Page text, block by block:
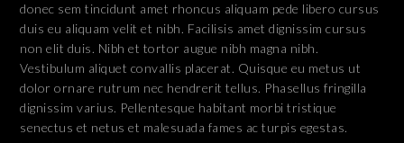
donec sem tincidunt amet rhoncus aliquam pede libero cursus
duis eu aliquam velit et nibh. Facilisis amet dignissim cursus
non elit duis. Nibh et tortor augue nibh magna nibh.
Vestibulum aliquet convallis placerat. Quisque eu metus ut
dolor ornare rutrum nec hendrerit tellus. Phasellus fringilla
dignissim varius. Pellentesque habitant morbi tristique
senectus et netus et malesuada fames ac turpis egestas.